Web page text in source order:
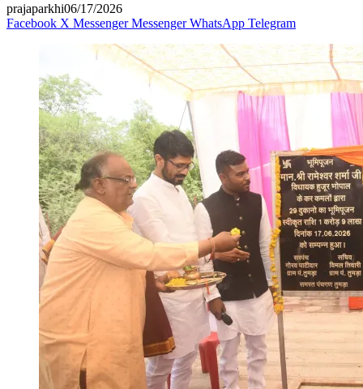
prajaparkhi06/17/2026
Facebook X Messenger Messenger WhatsApp Telegram